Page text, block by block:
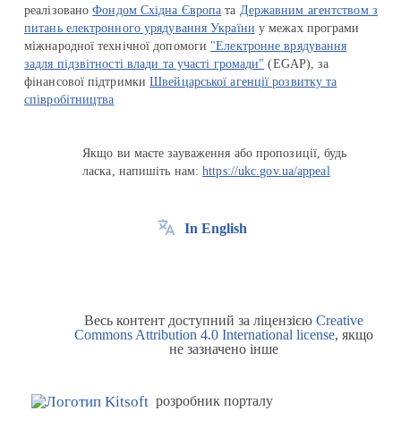
реалізованоФондом Східна Європа та Державним агентством з
питань електронного урядування України у межах програми
міжнародної технічної допомоги "Електронне врядування
задля підзвітності влади та участі громади" (EGAP), за
фінансової підтримкиШвейцарської агенції розвитку та
співробітництва
Якщо ви маєте зауваження або пропозиції, будь
ласка, напишіть нам:https://ukc.gov.ua/appeal
In English
Весь контент доступний за ліцензією Creative
Commons Attribution 4.0 International license, якщо
не зазначено інше
розробник порталу